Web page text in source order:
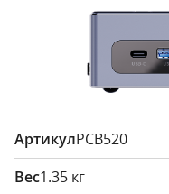
PCB520
1.35 кг